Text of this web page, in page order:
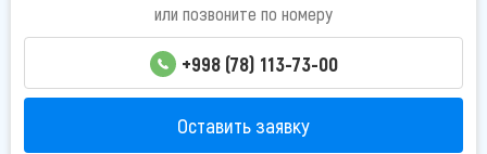
или позвоните по номеру
+998 (78) 113-73-00
Оставить заявку